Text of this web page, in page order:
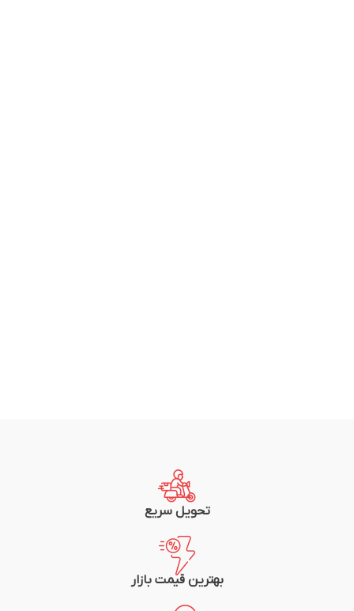
تحویل سریع
بهترین قیمت بازار